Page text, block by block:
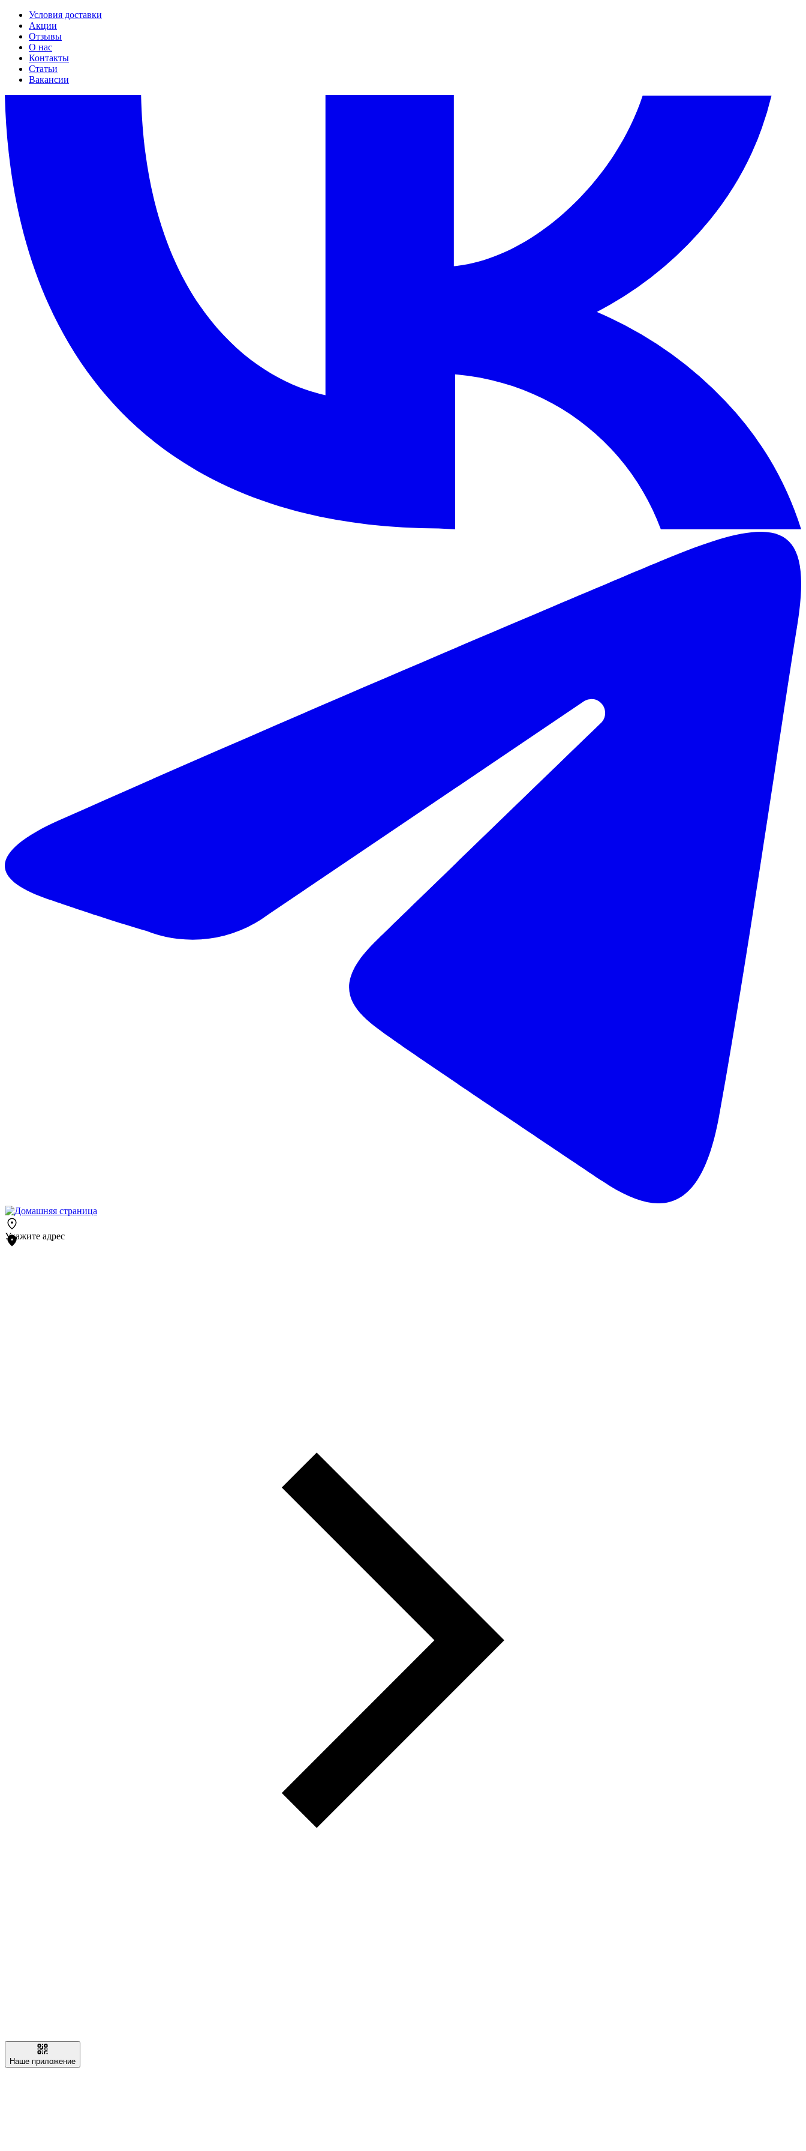
Условия доставки
Акции
Отзывы
О нас
Контакты
Статьи
Вакансии
Укажите адрес
Наше приложение